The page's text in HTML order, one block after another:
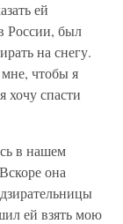
ей
России, был
на снегу.
мне, чтобы я
хочу спасти
в нашем
она
ей взять мою